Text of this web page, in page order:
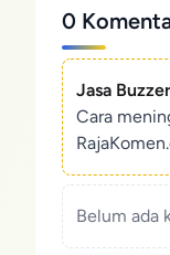
0
Jasa
Cara
Belum ada